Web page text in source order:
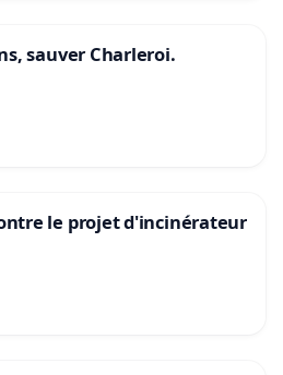
sauver Charleroi.
le projet d'incinérateur